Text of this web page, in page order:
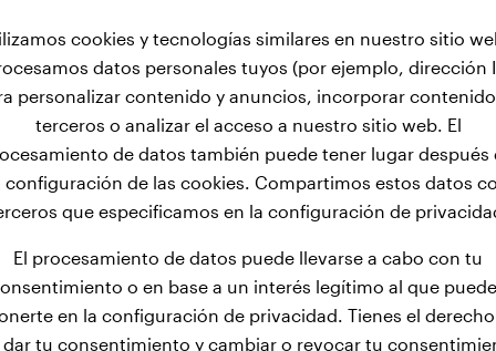
masculino: Desarrollo
Malamute de 2 a 19 meses
de las razas de perros más pesadas. A los 3 meses,
es de 25,2 kg. Después de esta fase de crecimiento
durante 12 meses y finalmente alcanzan un
cookies y tecnologías similares en nuestro sitio
datos personales tuyos (por ejemplo, dirección
personalizar contenido y anuncios, incorporar
terceros o analizar el acceso a nuestro sitio web. El
de datos también puede tener lugar después
configuración de las cookies. Compartimos estos datos
que especificamos en la configuración de
El procesamiento de datos puede llevarse a cabo con tu
o en base a un interés legítimo al que
en la configuración de privacidad. Tienes el
dar tu consentimiento y cambiar o revocar tu